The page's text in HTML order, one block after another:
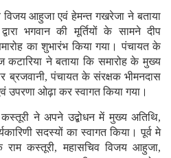
विजय आहुजा एवं हेमन्त गखरेजा ने बताया
भगवान की मूर्तियों के सामने दीप
का शुभारंभ किया गया। पंचायत के
कटारिया ने बताया कि समारोह के मुख्य
ब्रजवानी, पंचायत के संरक्षक भीमनदास
उपरणा ओढ़ा कर स्वागत किया गया।
कस्तूरी ने अपने उद्बोधन में मुख्य अतिथि,
सदस्यों का स्वागत किया। पूर्व मे
राम कस्तूरी, महासचिव विजय आहुजा,